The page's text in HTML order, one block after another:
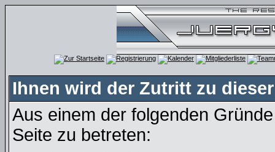
Ihnen wird der Zutritt zu
Aus einem der folgenden
Seite zu betreten: